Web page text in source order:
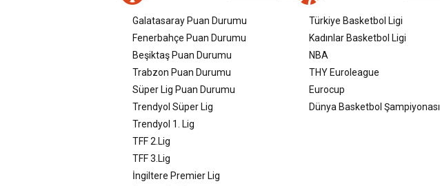
Galatasaray Puan Durumu
Fenerbahçe Puan Durumu
Beşiktaş Puan Durumu
Trabzon Puan Durumu
Süper Lig Puan Durumu
Trendyol Süper Lig
Trendyol 1. Lig
TFF 2.Lig
TFF 3.Lig
İngiltere Premier Lig
Türkiye Basketbol Ligi
Kadınlar Basketbol Ligi
NBA
THY Euroleague
Eurocup
Dünya Basketbol Şampiyonası